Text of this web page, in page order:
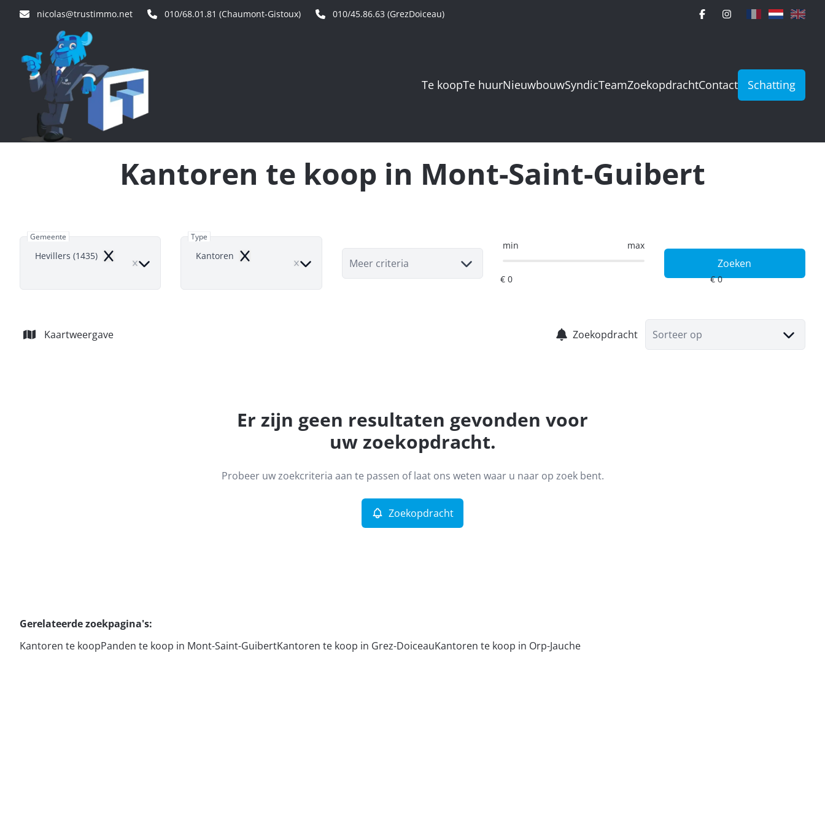
nicolas@trustimmo.net 010/68.01.81 (Chaumont-Gistoux) 010/45.86.63 (GrezDoiceau)
Te koopTe huurNieuwbouwSyndicTeamZoekopdrachtContact Schatting
Kantoren te koop in Mont-Saint-Guibert
Gemeente
Hevillers (1435) Remove
Type
Kantoren Remove Meer criteria
min max
Zoeken
Kaartweergave Zoekopdracht Sorteer op
Er zijn geen resultaten gevonden voor
uw zoekopdracht.
Probeer uw zoekcriteria aan te passen of laat ons weten waar u naar op zoek bent.
Zoekopdracht
Gerelateerde zoekpagina's:
Kantoren te koopPanden te koop in Mont-Saint-GuibertKantoren te koop in Grez-DoiceauKantoren te koop in Orp-Jauche